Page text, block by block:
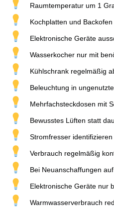
Raumtemperatur um 1
Kochplatten und Backofen
Elektronische Geräte
Wasserkocher nur mit
Kühlschrank regelmäßig
Beleuchtung in
Mehrfachsteckdosen mit
Bewusstes Lüften statt
Stromfresser identifizieren
Verbrauch regelmäßig
Bei Neuanschaffungen
Elektronische Geräte nur
Warmwasserverbrauch